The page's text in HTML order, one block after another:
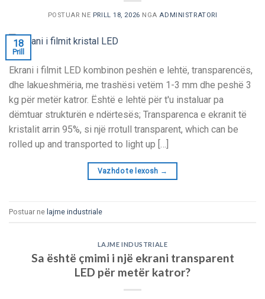
POSTUAR NE PRILL 18, 2026 NGAADMINISTRATORI
18
Prill
Ekrani i filmit LED kombinon peshën e lehtë, transparencës,
dhe lakueshmëria, me trashësi vetëm 1-3 mm dhe peshë 3
kg për metër katror. Është e lehtë për t'u instaluar pa
dëmtuar strukturën e ndërtesës; Transparenca e ekranit të
kristalit arrin 95%, si një rrotull transparent, which can be
rolled up and transported to light up […]
Vazhdo te lexosh →
Postuar ne lajme industriale
LAJME INDUSTRIALE
Sa është çmimi i një ekrani transparent
LED për metër katror?